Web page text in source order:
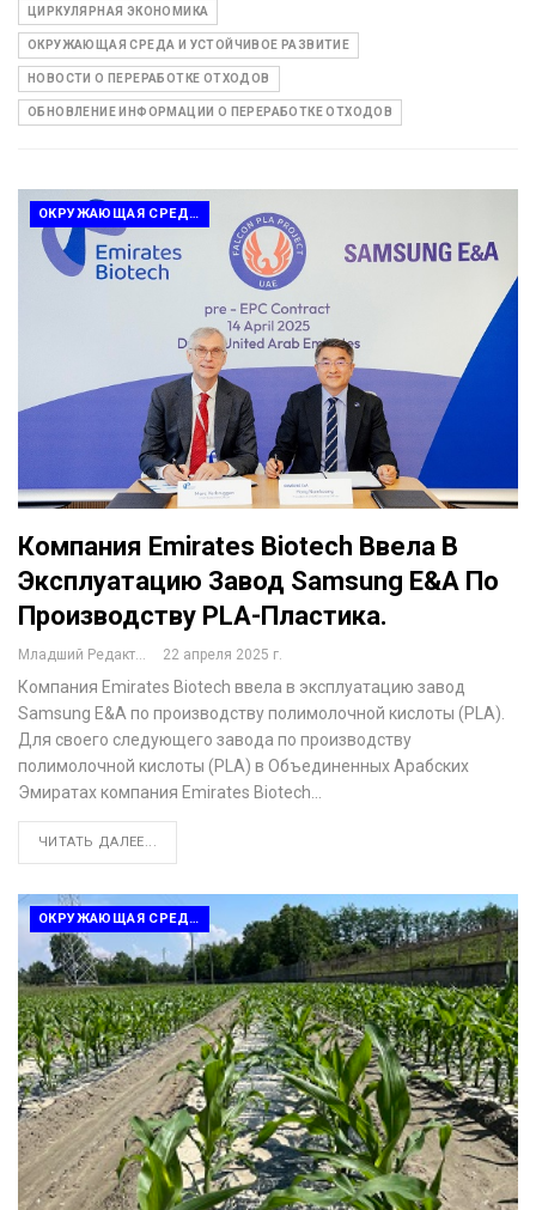
ЦИРКУЛЯРНАЯ ЭКОНОМИКА
ОКРУЖАЮЩАЯ СРЕДА И УСТОЙЧИВОЕ РАЗВИТИЕ
НОВОСТИ О ПЕРЕРАБОТКЕ ОТХОДОВ
ОБНОВЛЕНИЕ ИНФОРМАЦИИ О ПЕРЕРАБОТКЕ ОТХОДОВ
ОКРУЖАЮЩАЯ СРЕДА И ПЕРЕРАБОТКА ОТХОДОВ
Компания Emirates Biotech Ввела В
Эксплуатацию Завод Samsung E&A По
Производству PLA-Пластика.
Младший Редактор 22 апреля 2025 г.
Компания Emirates Biotech ввела в эксплуатацию завод
Samsung E&A по производству полимолочной кислоты (PLA).
Для своего следующего завода по производству
полимолочной кислоты (PLA) в Объединенных Арабских
Эмиратах компания Emirates Biotech…
ЧИТАТЬ ДАЛЕЕ...
ОКРУЖАЮЩАЯ СРЕДА И ПЕРЕРАБОТКА ОТХОДОВ